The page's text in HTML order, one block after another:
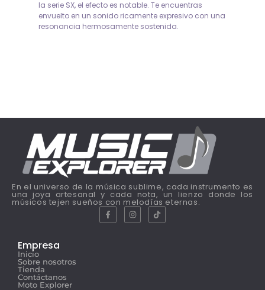
la serie SX, el efecto es notable. Te encuentras
envuelto en un sonido ricamente expresivo con una
resonancia hermosamente sostenida.
En el universo de la música sublime, cada instrumento es
una joya artesanal y cada nota, un lienzo donde los
músicos tejen sueños con melodías eternas.
Empresa
Inicio
Sobre nosotros
Tienda
Contáctanos
Moto Explorer